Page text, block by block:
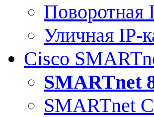
Поворотная
Уличная IP-
Cisco
SMARTnet
SMARTnet